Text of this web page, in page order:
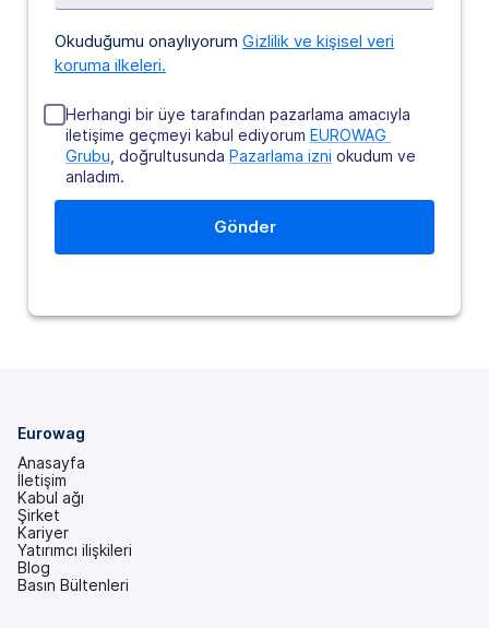
Okuduğumu onaylıyorum Gizlilik ve kişisel veri
koruma ilkeleri.
Herhangi bir üye tarafından pazarlama amacıyla
iletişime geçmeyi kabul ediyorum EUROWAG
Grubu , doğrultusunda Pazarlama izni okudum ve
anladım.
Eurowag
Anasayfa
İletişim
Kabul ağı
Şirket
Kariyer
Yatırımcı ilişkileri
(yeni
bir
Blog
Basın Bültenleri